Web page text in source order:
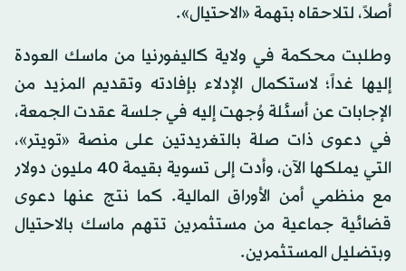
أصلاً، لتلاحقاه بتهمة «الاحتيال».
وطلبت محكمة في ولاية كاليفورنيا من ماسك العودة
إليها غداً؛ لاستكمال الإدلاء بإفادته وتقديم المزيد من
الإجابات عن أسئلة وُجهت إليه في جلسة عقدت الجمعة،
في دعوى ذات صلة بالتغريدتين على منصة «تويتر»،
التي يملكها الآن، وأدت إلى تسوية بقيمة 40 مليون دولار
مع منظمي أمن الأوراق المالية. كما نتج عنها دعوى
قضائية جماعية من مستثمرين تتهم ماسك بالاحتيال
وبتضليل المستثمرين.